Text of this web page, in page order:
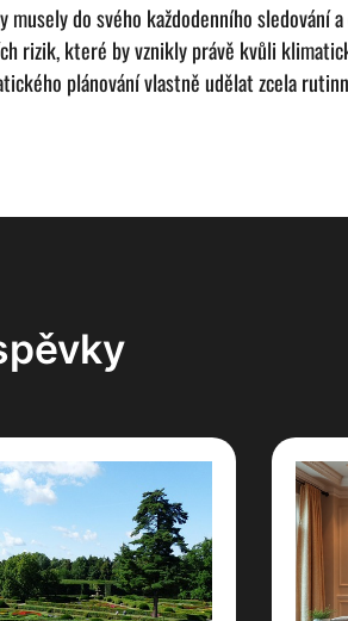
musely do svého každodenního
rizik, které by vznikly právě kvůli
plánování vlastně udělat zcela